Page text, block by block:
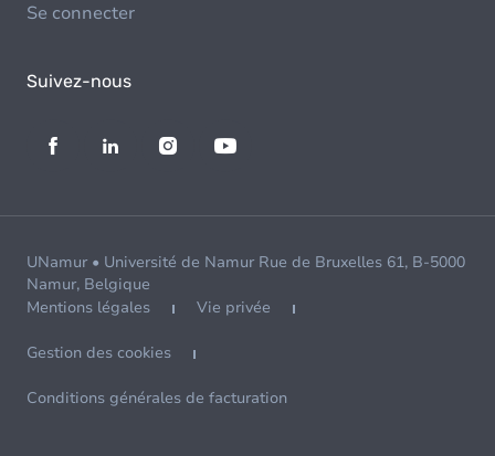
Se connecter
Suivez-nous
UNamur • Université de Namur Rue de Bruxelles 61, B-5000
Namur, Belgique
Mentions légales
Vie privée
Gestion des cookies
Conditions générales de facturation